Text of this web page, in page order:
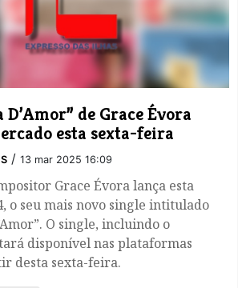
de Grace Évora
esta sexta-feira
/ 13 mar 2025 16:09
Grace Évora lança esta
o seu mais novo single intitulado
O single, incluindo o
disponível nas plataformas
desta sexta-feira.